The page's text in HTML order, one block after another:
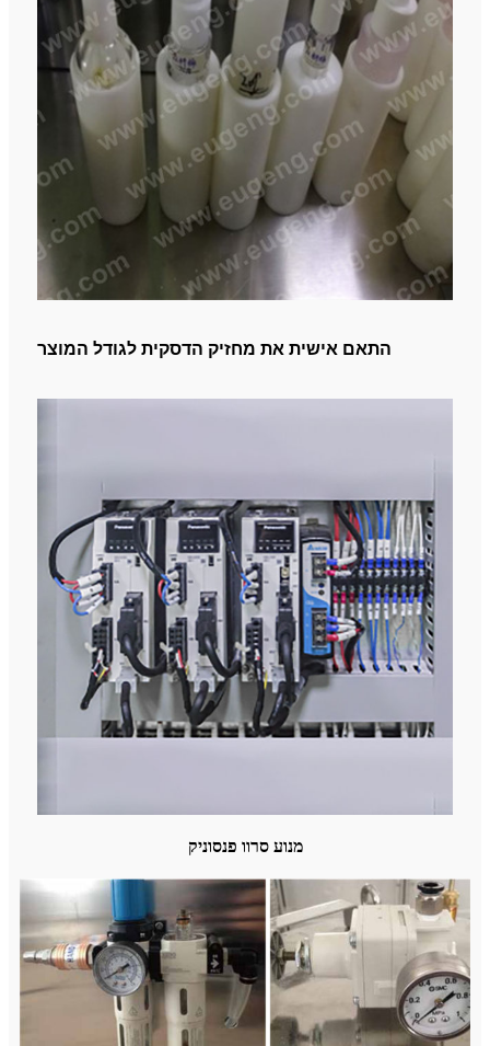
התאם אישית את מחזיק הדסקית לגודל המוצר
מנוע סרוו פנסוניק